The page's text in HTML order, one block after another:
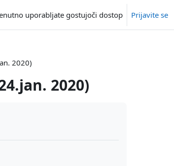
uporabljate gostujoči dostop Prijavite se
2020)
2020)